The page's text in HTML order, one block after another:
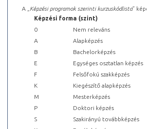
A „ Képzési programok szerinti kurzuskódlista”
Képzési forma (szint)
0
Nem releváns
A
Alapképzés
B
Bachelorképzés
E
Egységes osztatlan képzés
F
Felsőfokú szakképzés
K
Kiegészítő alapképzés
M
Mesterképzés
P
Doktori képzés
S
Szakirányú továbbképzés